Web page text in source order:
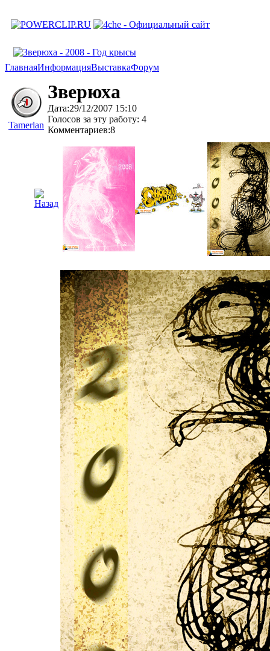
ГлавнаяИнформацияВыставкаФорум
Tamerlan
Зверюха
Дата:29/12/2007 15:10
Голосов за эту работу: 4
Комментариев:8